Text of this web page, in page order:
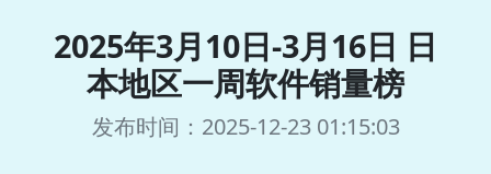
2025年3月10日-3月16日 日
本地区一周软件销量榜
发布时间：2025-12-23 01:15:03